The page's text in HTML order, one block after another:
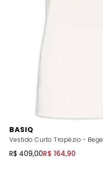
BASIQ
Vestido Curto Trapézio - Bege
R$ 409,00R$ 164,90